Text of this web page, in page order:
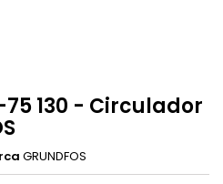
75 130 - Circulador
GRUNDFOS